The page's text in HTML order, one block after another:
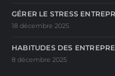
GÉRER LE STRESS
18 décembre 2025
HABITUDES DES
8 décembre 2025